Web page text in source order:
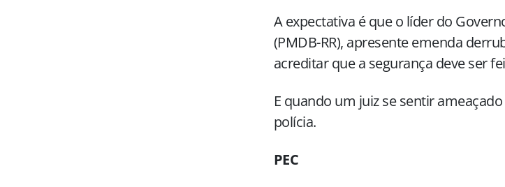
A expectativa é que o líder do
(PMDB-RR), apresente emenda
acreditar que a segurança deve ser
E quando um juiz se sentir
polícia.
PEC